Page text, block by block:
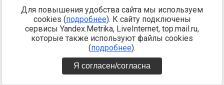
Для повышения удобства сайта мы используем
cookies (подробнее). К сайту подключены
сервисы Yandex.Metrika, LiveInternet, top.mail.ru,
которые также используют файлы cookies
(подробнее).
Я согласен/согласна